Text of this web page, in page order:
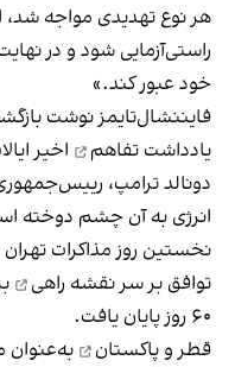
هر نوع تهدیدی مواجه شد،
راستی‌آزمایی شود و در
خود عبور کند.»
فایننشال‌تایمز نوشت
یادداشت تفاهم
اخیر
دونالد ترامپ،
انرژی به آن چشم دوخته
توافق بر سر نقشه راهی
۶۰ روز پایان یافت.
قطر و پاکستان
به‌عنوان